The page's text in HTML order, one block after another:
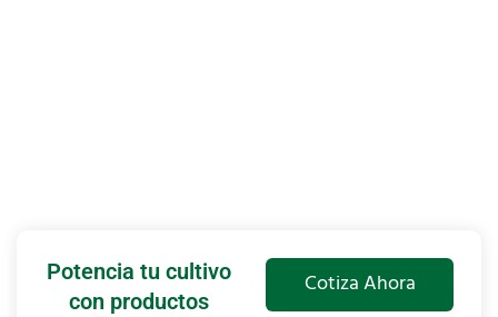
Potencia tu cultivo
con productos
Cotiza Ahora